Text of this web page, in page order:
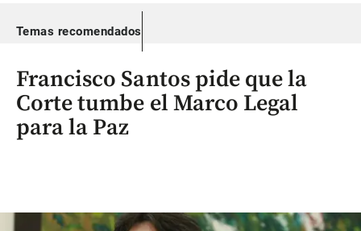
Temas recomendados
Francisco Santos pide que la
Corte tumbe el Marco Legal
para la Paz